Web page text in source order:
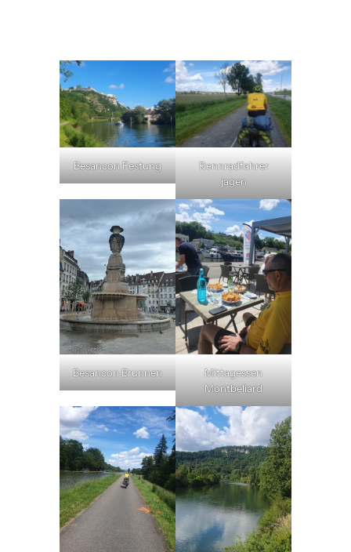
Besancon Festung
Rennradfahrer
jagen
Besancon Brunnen
Mittagessen
Montbeliard